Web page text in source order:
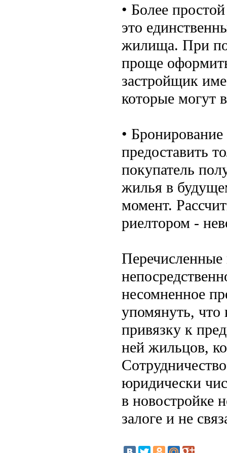
• Более
это
жилища. При
проще
застройщик
которые могут
•
предоставить
покупатель
жилья в
момент.
риелтором -
несомненное
упомянуть, что
привязку к
ней жильцов,
юридически
в новостройке
залоге и не